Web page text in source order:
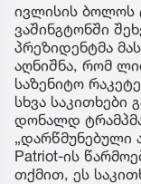
ივლისის ბოლოს
ვაშინგტონში
პრეზიდენტმა
აღნიშნა, რომ
საზენიტო
სხვა საკითხები
დონალდ
„დარწმუნებული
Patriot-ის
თქმით, ეს